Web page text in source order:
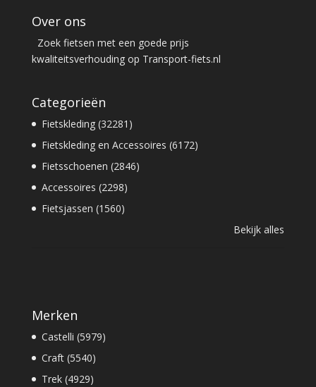
Over ons
Zoek fietsen met een goede prijs
kwaliteitsverhouding op Transport-fiets.nl
Categorieën
Fietskleding (32281)
Fietskleding en Accessoires (6172)
Fietsschoenen (2846)
Accessoires (2298)
Fietsjassen (1560)
Bekijk alles
Merken
Castelli (5979)
Craft (5540)
Trek (4929)